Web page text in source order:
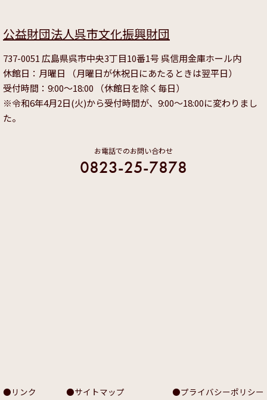
公益財団法人呉市文化振興財団
737-0051 広島県呉市中央3丁目10番1号 呉信用金庫ホール内
休館日：月曜日 （月曜日が休祝日にあたるときは翌平日）
受付時間：9:00～18:00 （休館日を除く毎日）
※令和6年4月2日(火)から受付時間が、9:00～18:00に変わりまし
た。
お電話でのお問い合わせ
0823-25-7878
リンク サイトマップ プライバシーポリシー